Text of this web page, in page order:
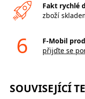
Fakt rychlé
zboží
6
F-Mobil
přijďte se
SOUVISEJÍCÍ